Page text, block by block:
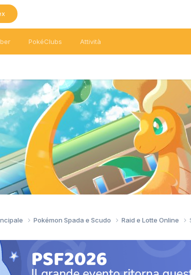
PokéClubs Attività
Pokémon Spada e Scudo Raid e Lotte Online